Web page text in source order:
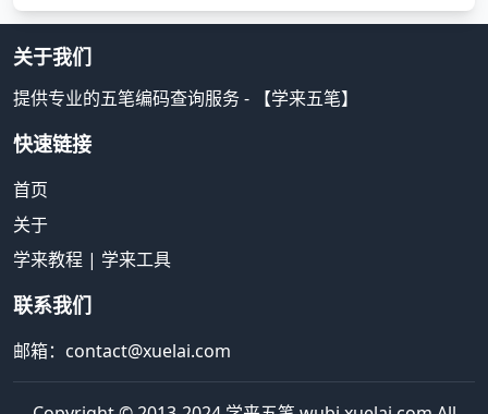
关于我们
提供专业的五笔编码查询服务 - 【学来五笔】
快速链接
首页
关于
学来教程 | 学来工具
联系我们
邮箱：contact@xuelai.com